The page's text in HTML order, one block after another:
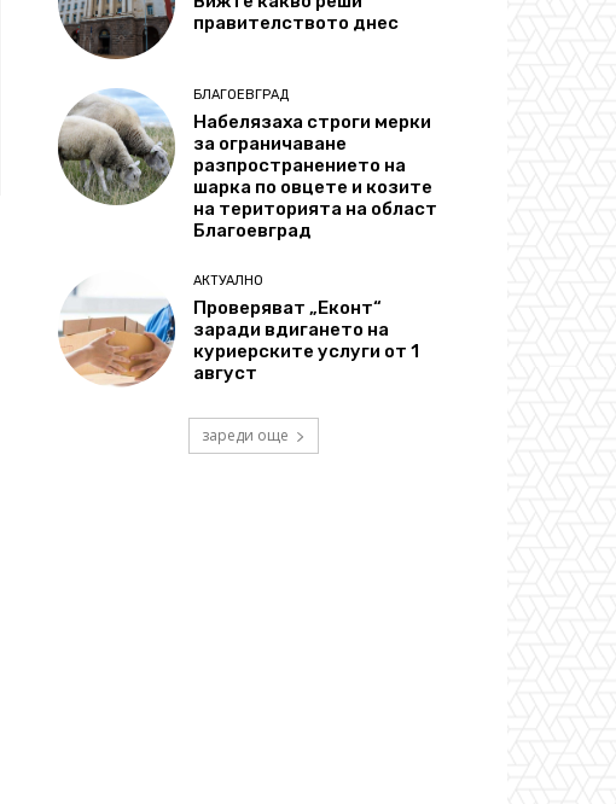
правителството днес
БЛАГОЕВГРАД
Набелязаха строги мерки
за ограничаване
разпространението на
шарка по овцете и козите
на територията на област
Благоевград
АКТУАЛНО
Проверяват „Еконт“
заради вдигането на
куриерските услуги от 1
август
зареди още